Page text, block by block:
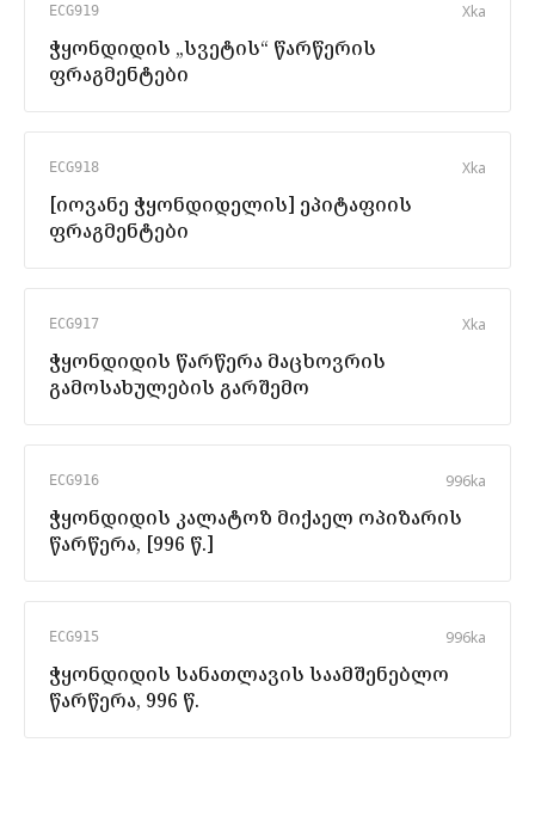
ECG919 Xka
ჭყონდიდის „სვეტის“ წარწერის
ფრაგმენტები
ECG918 Xka
[იოვანე ჭყონდიდელის] ეპიტაფიის
ფრაგმენტები
ECG917 Xka
ჭყონდიდის წარწერა მაცხოვრის
გამოსახულების გარშემო
ECG916 996ka
ჭყონდიდის კალატოზ მიქაელ ოპიზარის
წარწერა, [996 წ.]
ECG915 996ka
ჭყონდიდის სანათლავის საამშენებლო
წარწერა, 996 წ.